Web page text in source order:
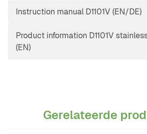
Instruction manual D1101V (EN/DE)
Product information D1101V
(EN)
Gerelateerde